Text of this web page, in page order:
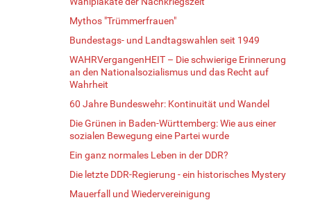
Mythos "Trümmerfrauen"
Bundestags- und Landtagswahlen seit 1949
WAHRVergangenHEIT – Die schwierige Erinnerung
an den Nationalsozialismus und das Recht auf
Wahrheit
60 Jahre Bundeswehr: Kontinuität und Wandel
Die Grünen in Baden-Württemberg: Wie aus einer
sozialen Bewegung eine Partei wurde
Ein ganz normales Leben in der DDR?
Die letzte DDR-Regierung - ein historisches Mystery
Mauerfall und Wiedervereinigung